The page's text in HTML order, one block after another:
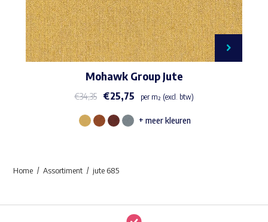
Mohawk Group Jute
€34,35 €25,75 per m² (excl. btw)
Dit
Deze
+ meer kleuren
Home Assortiment jute 685